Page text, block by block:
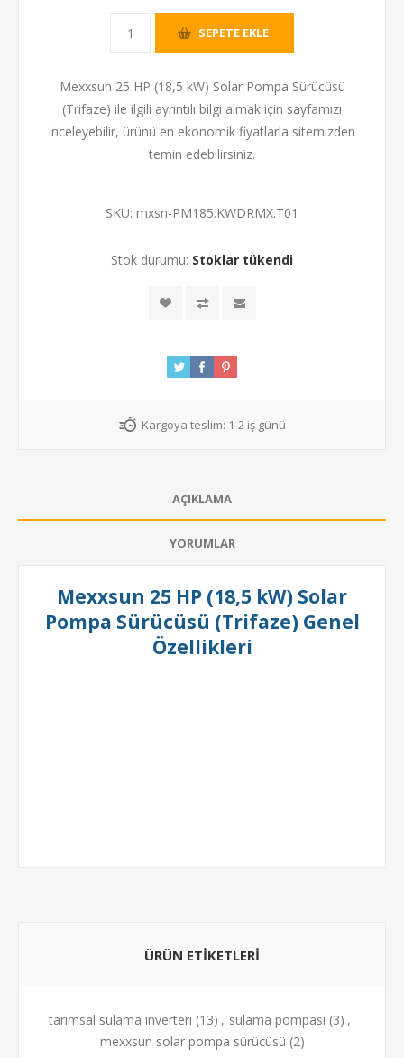
SEPETE EKLE
Mexxsun 25 HP (18,5 kW) Solar Pompa Sürücüsü
(Trifaze) ile ilgili ayrıntılı bilgi almak için sayfamızı
inceleyebilir, ürünü en ekonomik fiyatlarla sitemizden
temin edebilirsiniz.
SKU: mxsn-PM185.KWDRMX.T01
Stok durumu: Stoklar tükendi
Kargoya teslim: 1-2 iş günü
AÇIKLAMA
YORUMLAR
Mexxsun 25 HP (18,5 kW) Solar
Pompa Sürücüsü (Trifaze) Genel
Özellikleri
ÜRÜN ETIKETLERI
tarimsal sulama inverteri (13) , sulama pompası (3) ,
mexxsun solar pompa sürücüsü (2)